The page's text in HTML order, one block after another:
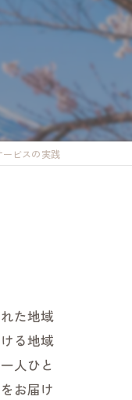
ビスの実践
た地域
る地域
人ひと
お届け